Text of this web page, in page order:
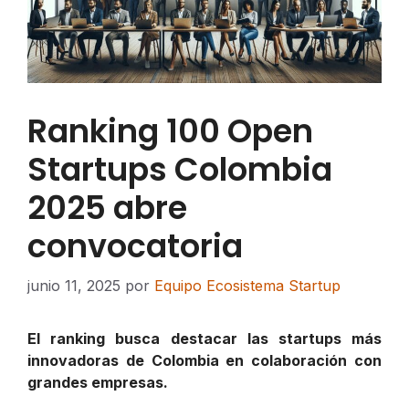
Ranking 100 Open
Startups Colombia
2025 abre
convocatoria
junio 11, 2025 por Equipo Ecosistema Startup
El ranking busca destacar las startups más
innovadoras de Colombia en colaboración con
grandes empresas.